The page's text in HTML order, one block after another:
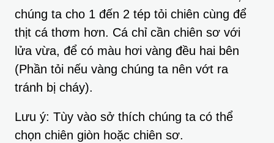
chúng ta cho 1 đến 2 tép tỏi chiên cùng để
thịt cá thơm hơn. Cá chỉ cần chiên sơ với
lửa vừa, để có màu hơi vàng đều hai bên
(Phần tỏi nếu vàng chúng ta nên vớt ra
tránh bị cháy).
Lưu ý: Tùy vào sở thích chúng ta có thể
chọn chiên giòn hoặc chiên sơ.